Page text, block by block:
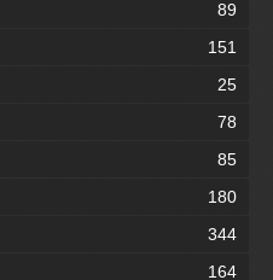
89
151
25
78
85
180
344
164